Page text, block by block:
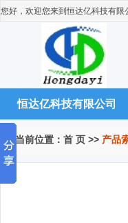
您好，欢迎您来到恒达亿科技有限
恒达亿科技有限公司
您当前位置： 首 页 >> 产品